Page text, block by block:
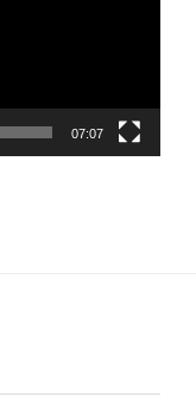
07:07